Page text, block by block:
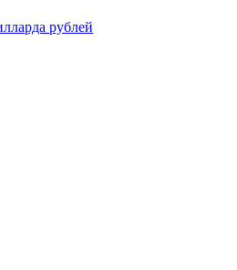
рублей